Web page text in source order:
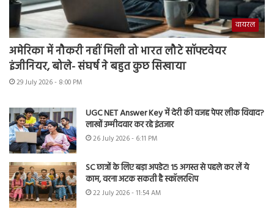
वायरल
अमेरिका में नौकरी नहीं मिली तो भारत लौटे सॉफ्टवेयर
इंजीनियर, बोले- संघर्ष ने बहुत कुछ सिखाया
29 July 2026 - 8:00 PM
UGC NET Answer Key में देरी की वजह पेपर लीक विवाद?
लाखों उम्मीदवार कर रहे इंतजार
26 July 2026 - 6:11 PM
SC छात्रों के लिए बड़ा अपडेट! 15 अगस्त से पहले कर लें ये
काम, वरना अटक सकती है स्कॉलरशिप
22 July 2026 - 11:54 AM